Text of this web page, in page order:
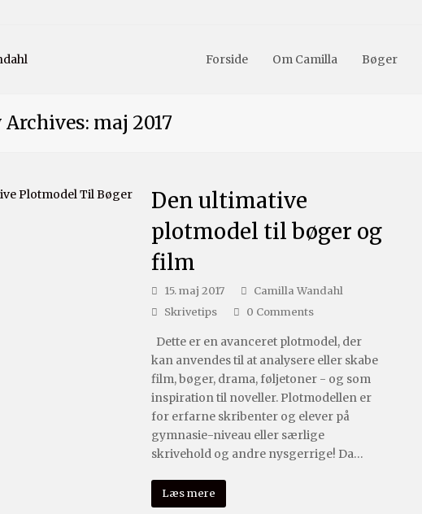
Forside Om Camilla Bøger
maj 2017
Den ultimative
plotmodel til bøger og
film
15. maj 2017
Camilla Wandahl
Skrivetips
0 Comments
Dette er en avanceret plotmodel, der
kan anvendes til at analysere eller skabe
film, bøger, drama, føljetoner - og som
inspiration til noveller. Plotmodellen er
for erfarne skribenter og elever på
gymnasie-niveau eller særlige
skrivehold og andre nysgerrige! Da…
Læs mere